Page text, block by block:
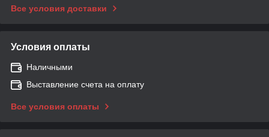
Все условия доставки
Условия оплаты
Наличными
Выставление счета на оплату
Все условия оплаты